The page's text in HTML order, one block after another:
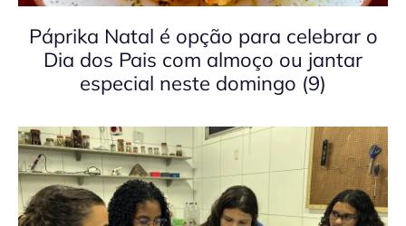
Páprika Natal é opção para celebrar o
Dia dos Pais com almoço ou jantar
especial neste domingo (9)